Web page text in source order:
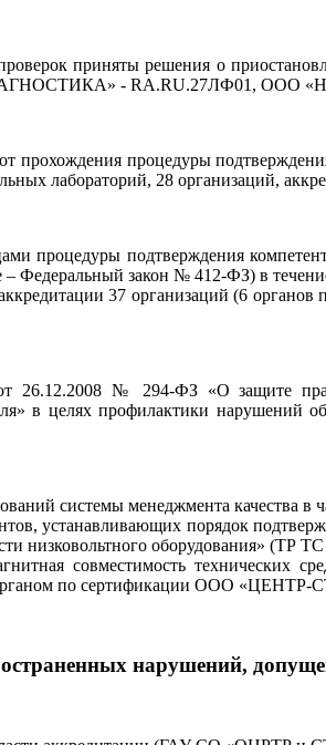
приняты решения о
- RA.RU.27ЛФ01, ООО
прохождения процедуры
лабораторий, 28 организаций,
процедуры подтверждения
Федеральный закон № 412-ФЗ) в
37 организаций (6
26.12.2008 № 294-ФЗ «О защите
в целях профилактики нарушений
системы менеджмента качества
устанавливающих порядок
низковольтного оборудования»
совместимость
по сертификации ООО
нарушений,